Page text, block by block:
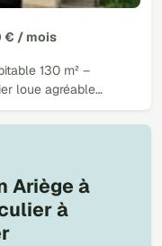
€ / mois
130 m² –
loue agréable…
Ariège à
à